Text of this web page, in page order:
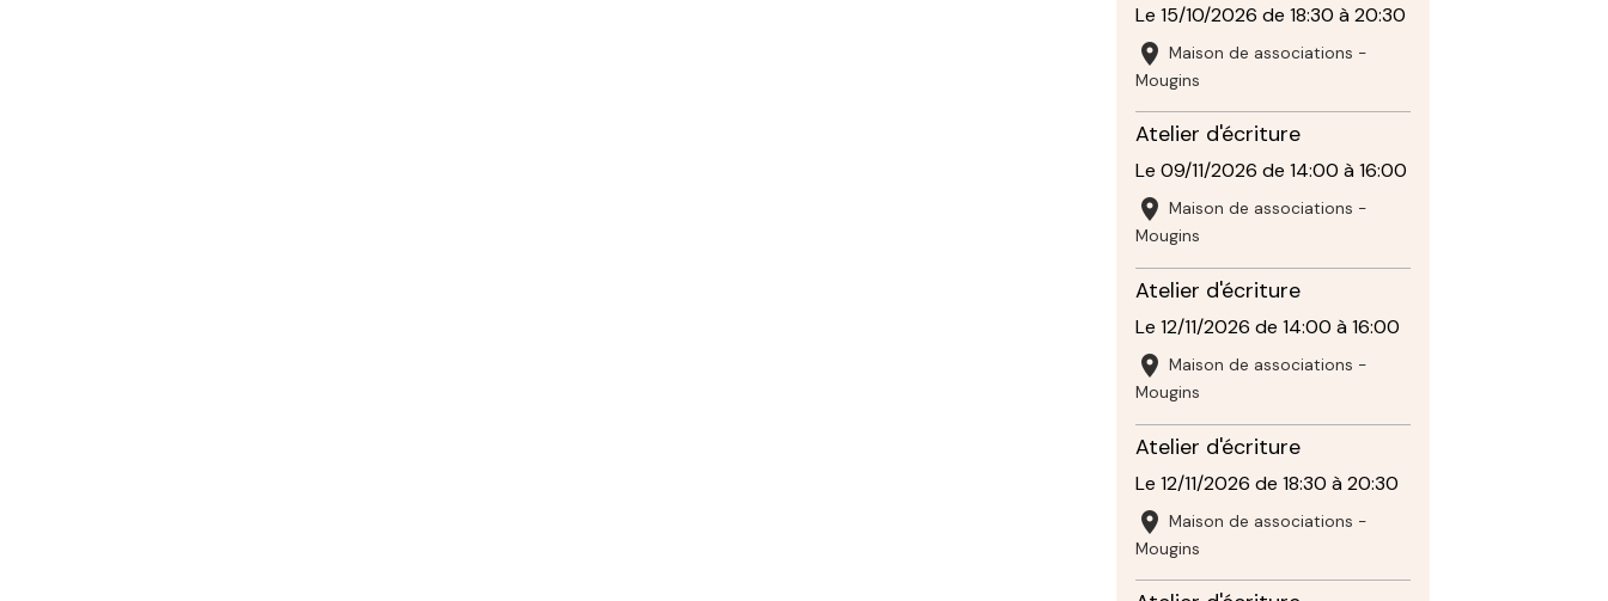
Le 15/10/2026 de 18:30 à 20:30
Maison de associations -
Mougins
Atelier d'écriture
Le 09/11/2026 de 14:00 à 16:00
Maison de associations -
Mougins
Atelier d'écriture
Le 12/11/2026 de 14:00 à 16:00
Maison de associations -
Mougins
Atelier d'écriture
Le 12/11/2026 de 18:30 à 20:30
Maison de associations -
Mougins